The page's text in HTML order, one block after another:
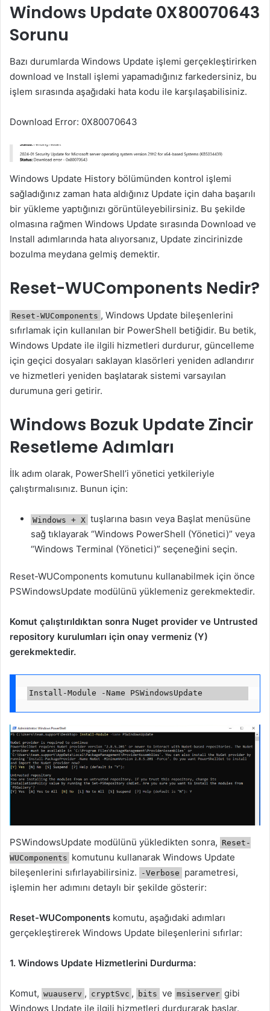
Windows Update 0X80070643
Sorunu
Bazı durumlarda Windows Update işlemi gerçekleştirirken
download ve Install işlemi yapamadığınız farkedersiniz, bu
işlem sırasında aşağıdaki hata kodu ile karşılaşabilisiniz.
Download Error: 0X80070643
Windows Update History bölümünden kontrol işlemi
sağladığınız zaman hata aldığınız Update için daha başarılı
bir yükleme yaptığınızı görüntüleyebilirsiniz. Bu şekilde
olmasına rağmen Windows Update sırasında Download ve
Install adımlarında hata alıyorsanız, Update zincirinizde
bozulma meydana gelmiş demektir.
Reset-WUComponents Nedir?
Reset-WUComponents , Windows Update bileşenlerini
sıfırlamak için kullanılan bir PowerShell betiğidir. Bu betik,
Windows Update ile ilgili hizmetleri durdurur, güncelleme
için geçici dosyaları saklayan klasörleri yeniden adlandırır
ve hizmetleri yeniden başlatarak sistemi varsayılan
durumuna geri getirir.
Windows Bozuk Update Zincir
Resetleme Adımları
İlk adım olarak, PowerShell’i yönetici yetkileriyle
çalıştırmalısınız. Bunun için:
Windows + X tuşlarına basın veya Başlat menüsüne
sağ tıklayarak “Windows PowerShell (Yönetici)” veya
“Windows Terminal (Yönetici)” seçeneğini seçin.
Reset-WUComponents komutunu kullanabilmek için önce
PSWindowsUpdate modülünü yüklemeniz gerekmektedir.
Komut çalıştırıldıktan sonra Nuget provider ve Untrusted
repository kurulumları için onay vermeniz (Y)
gerekmektedir.
PSWindowsUpdate modülünü yükledikten sonra, Reset-
WUComponents komutunu kullanarak Windows Update
bileşenlerini sıfırlayabilirsiniz.
-Verbose
parametresi,
işlemin her adımını detaylı bir şekilde gösterir:
Reset-WUComponents komutu, aşağıdaki adımları
gerçekleştirerek Windows Update bileşenlerini sıfırlar:
1. Windows Update Hizmetlerini Durdurma:
Komut, wuauserv , cryptSvc , bits ve msiserver gibi
Windows Update ile ilgili hizmetleri durdurarak başlar.